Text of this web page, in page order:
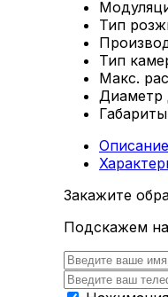
Тип
Тип
Макс.
Габариты
Описание
Закажите
Подскажем